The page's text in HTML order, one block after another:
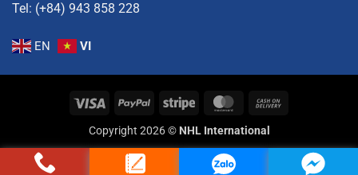
Tel: (+84) 943 858 228
EN VI
Visa PayPal Stripe MasterCard
Copyright 2026 © NHL International